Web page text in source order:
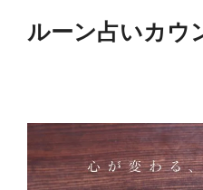
ルーン占いカウ